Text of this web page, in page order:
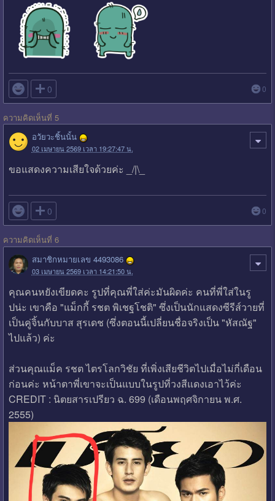
 0 0
ความคิดเห็นที่ 5
อวัยวะชิ้นนั้น
02 เมษายน 2569 เวลา 19:27:47 น.
ขอแสดงความเสียใจด้วยค่ะ _/|\_
 0 0
ความคิดเห็นที่ 6
สมาชิกหมายเลข 4493086
03 เมษายน 2569 เวลา 14:21:50 น.
คุณคนหยังเขียดคะ รูปที่คุณพี่ใส่ค่ะมันผิดค่ะ คนที่พี่ใส่ในรู
ปน่ะ เขาคือ "แม็กกี้ รชต พิเชฐโชติ" ซึ่งเป็นนักแสดงซีรีส์วายที่
เป็นคู่จิ้นกับบาส สุรเดช (ซึ่งตอนนี้เปลี่ยนชื่อจริงเป็น "หัสณัฐ"
ไปแล้ว) ค่ะ
ส่วนคุณแม็ค รชต ไตรโลกวิชัย ที่เพิ่งเสียชีวิตไปเมื่อไม่กี่เดือน
ก่อนค่ะ หน้าตาพี่เขาจะเป็นแบบในรูปที่วงสีแดงเอาไว้ค่ะ
CREDIT : นิตยสารเปรียว ฉ. 699 (เดือนพฤศจิกายน พ.ศ.
2555)